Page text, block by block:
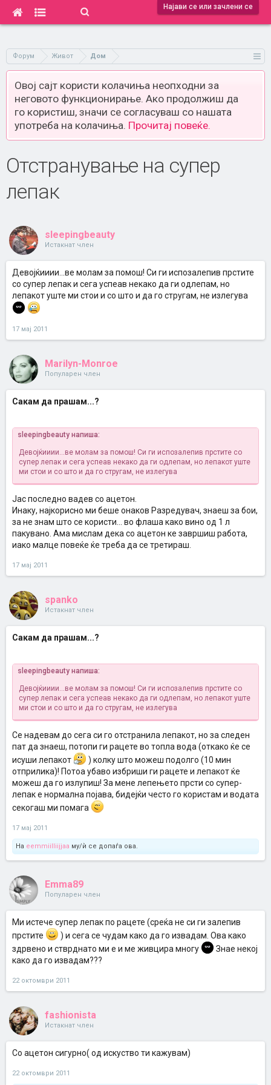
Најави се или зачлени се
Форум Живот Дом
Овој сајт користи колачиња неопходни за
неговото функционирање. Ако продолжиш да
го користиш, значи се согласуваш со нашата
употреба на колачиња. Прочитај повеќе.
Отстранување на супер
лепак
sleepingbeauty
Истакнат член
Девојќииии...ве молам за помош! Си ги испозалепив прстите
со супер лепак и сега успеав некако да ги одлепам, но
лепакот уште ми стои и со што и да го стругам, не излегува
17 мај 2011
Marilyn-Monroe
Популарен член
Сакам да прашам...?
sleepingbeauty напиша:
Девојќииии...ве молам за помош! Си ги испозалепив прстите со
супер лепак и сега успеав некако да ги одлепам, но лепакот уште
ми стои и со што и да го стругам, не излегува
Јас последно вадев со ацетон.
Инаку, најкорисно ми беше онаков Разредувач, знаеш за бои,
за не знам што се користи... во флаша како вино од 1 л
пакувано. Ама мислам дека со ацетон ке завршиш работа,
иако малце повеќе ќе треба да се третираш.
17 мај 2011
spanko
Истакнат член
Сакам да прашам...?
sleepingbeauty напиша:
Девојќииии...ве молам за помош! Си ги испозалепив прстите со
супер лепак и сега успеав некако да ги одлепам, но лепакот уште
ми стои и со што и да го стругам, не излегува
Се надевам до сега си го отстранила лепакот, но за следен
пат да знаеш, потопи ги рацете во топла вода (откако ќе се
исуши лепакот
) колку што можеш подолго (10 мин
отприлика)! Потоа убаво избриши ги рацете и лепакот ќе
можеш да го излупиш! За мене лепењето прсти со супер-
лепак е нормална појава, бидејќи често го користам и водата
секогаш ми помага
17 мај 2011
На eemmiilliijjaa му/ѝ се допаѓа ова.
Emma89
Популарен член
Ми истече супер лепак по рацете (среќа не си ги залепив
прстите
) и сега се чудам како да го извадам. Ова како
здрвено и стврднато ми е и ме живцира многу
Знае некој
како да го извадам???
22 октомври 2011
fashionista
Истакнат член
Со ацетон сигурно( од искуство ти кажувам)
22 октомври 2011